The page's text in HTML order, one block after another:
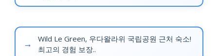
Wild Le Green, 우다왈라위 국립공원 근처 숙소!
최고의 경험 보장..